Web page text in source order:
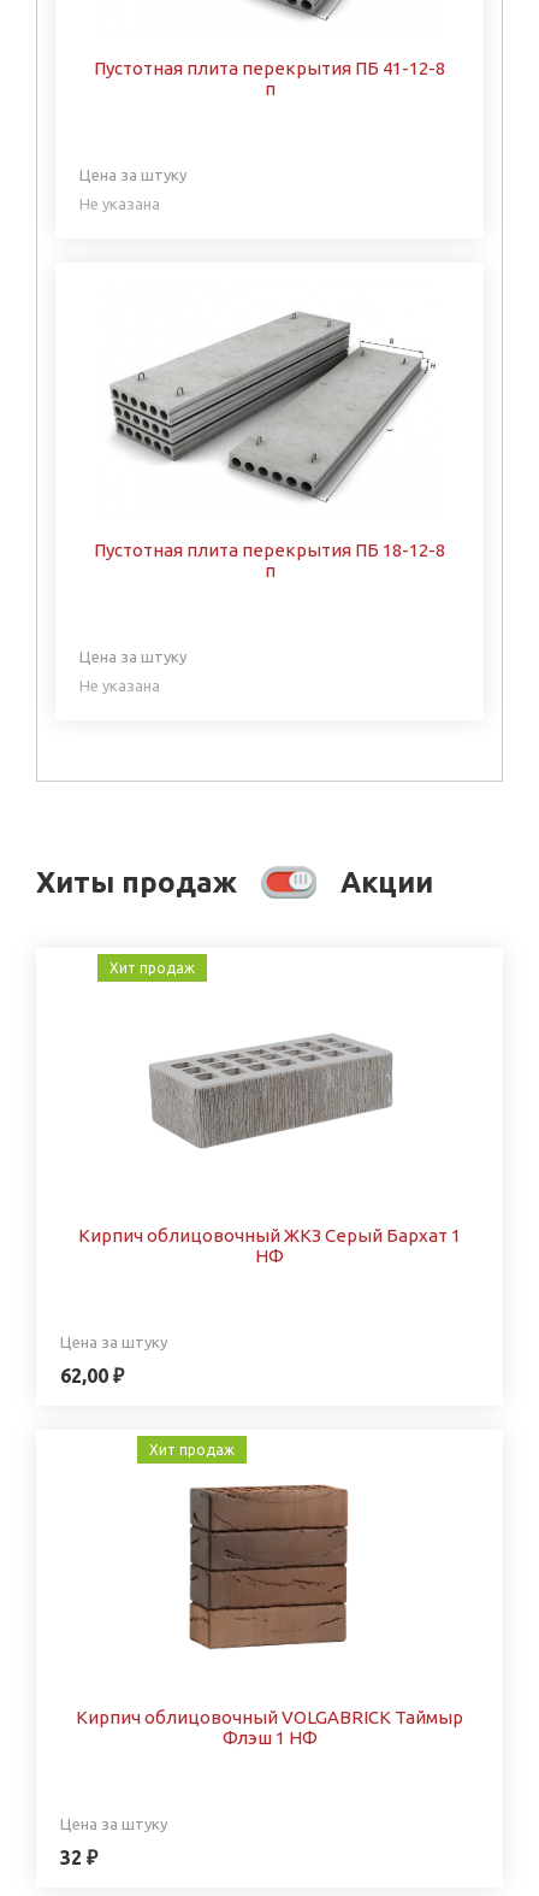
Пустотная плита перекрытия ПБ 41-12-8
п
Цена за штуку
Не указана
Пустотная плита перекрытия ПБ 18-12-8
п
Цена за штуку
Не указана
Хиты продаж Акции
Хит продаж
Кирпич облицовочный ЖКЗ Серый Бархат 1
НФ
Цена за штуку
62,00 ₽
Хит продаж
Кирпич облицовочный VOLGABRICK Таймыр
Флэш 1 НФ
Цена за штуку
32 ₽